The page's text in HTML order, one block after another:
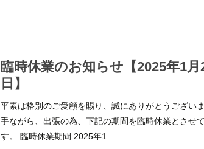
臨時休業のお知らせ【2025年1月
日】
平素は格別のご愛顧を賜り、誠にありがとうござい
手ながら、出張の為、下記の期間を臨時休業とさせ
す。 臨時休業期間 2025年1…